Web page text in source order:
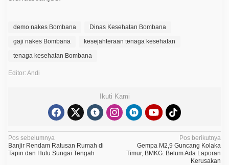
demo nakes Bombana
Dinas Kesehatan Bombana
gaji nakes Bombana
kesejahteraan tenaga kesehatan
tenaga kesehatan Bombana
Editor: Andi
Ikuti Kami
N
a
Pos sebelumnya
Banjir Rendam Ratusan Rumah di
Tapin dan Hulu Sungai Tengah
Pos berikutnya
Gempa M2,9 Guncang Kolaka
Timur, BMKG: Belum Ada Laporan
Kerusakan